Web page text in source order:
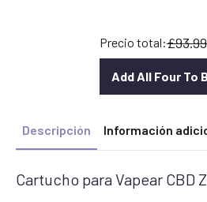
Precio total:£93.99
Add All Four To
Descripción Información
Cartucho para Vapear CBD